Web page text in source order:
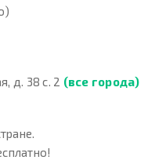
д. 38 с. 2 (все города)